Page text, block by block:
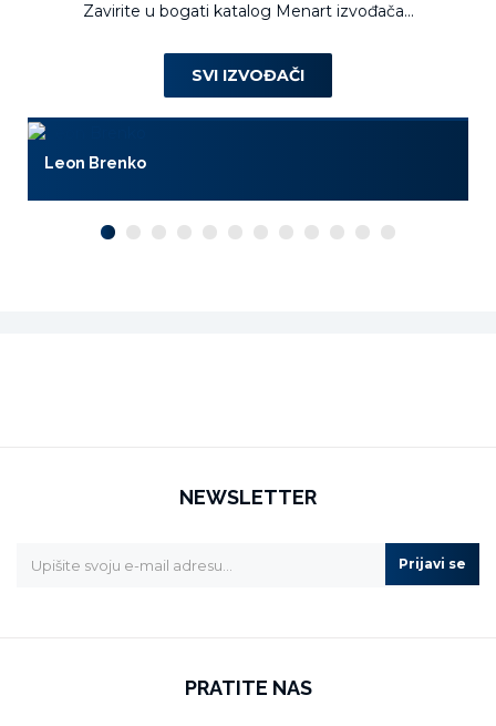
Zavirite u bogati katalog Menart izvođača...
SVI IZVOĐAČI
Leon Brenko
NEWSLETTER
Prijavi se
PRATITE NAS